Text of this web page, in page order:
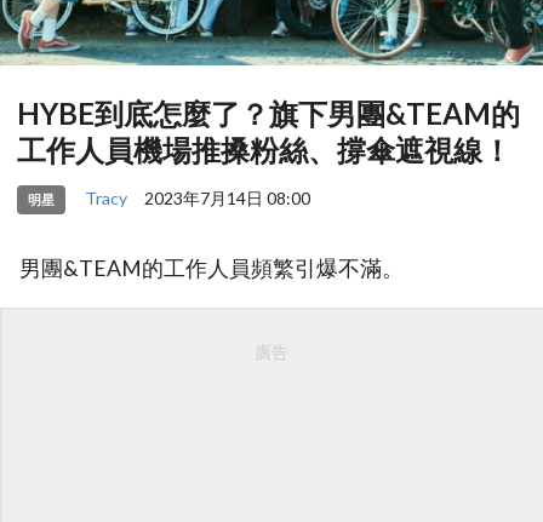
HYBE到底怎麼了？旗下男團&TEAM的
工作人員機場推搡粉絲、撐傘遮視線！
明星 Tracy 2023年7月14日 08:00
男團&TEAM的工作人員頻繁引爆不滿。
廣告